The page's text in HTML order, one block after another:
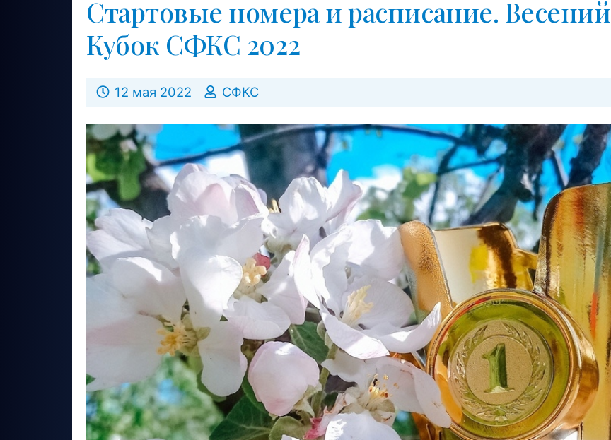
Стартовые номера и расписание. Весений
Кубок СФКС 2022
12 мая 2022 СФКС